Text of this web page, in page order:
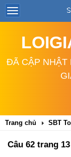
ĐÃ CẬP NHẬT
Trang chủ SBT
Câu 62 trang